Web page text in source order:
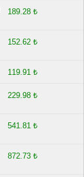
189.28 ₺
152.62 ₺
119.91 ₺
229.98 ₺
541.81 ₺
872.73 ₺